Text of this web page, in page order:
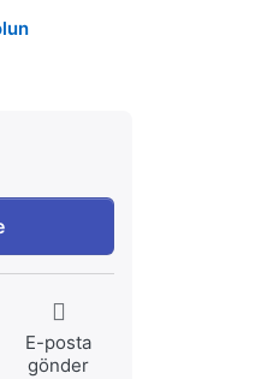
E-posta
gönder